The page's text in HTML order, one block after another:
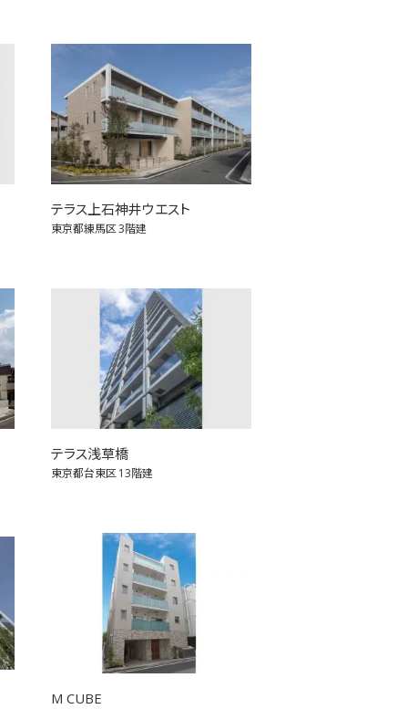
テラス上石神井ウエスト
東京都練馬区3階建
テラス浅草橋
東京都台東区13階建
M CUBE